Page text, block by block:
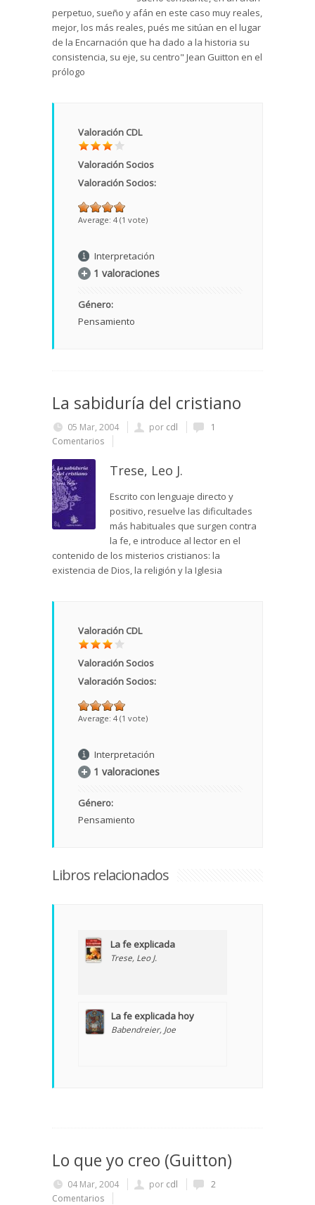
perpetuo, sueño y afán en este caso muy reales,
mejor, los más reales, pués me sitúan en el lugar
de la Encarnación que ha dado a la historia su
consistencia, su eje, su centro" Jean Guitton en el
prólogo
Valoración CDL
Valoración Socios
Valoración Socios:
Average: 4 (1 vote)
Interpretación
1 valoraciones
Género:
Pensamiento
La sabiduría del cristiano
05 Mar, 2004 por cdl
1
Comentarios
Trese, Leo J.
Escrito con lenguaje directo y
positivo, resuelve las dificultades
más habituales que surgen contra
la fe, e introduce al lector en el
contenido de los misterios cristianos: la
existencia de Dios, la religión y la Iglesia
Valoración CDL
Valoración Socios
Valoración Socios:
Average: 4 (1 vote)
Interpretación
1 valoraciones
Género:
Pensamiento
Libros relacionados
La fe explicada
Trese, Leo J.
La fe explicada hoy
Babendreier, Joe
Lo que yo creo (Guitton)
04 Mar, 2004 por cdl
2
Comentarios